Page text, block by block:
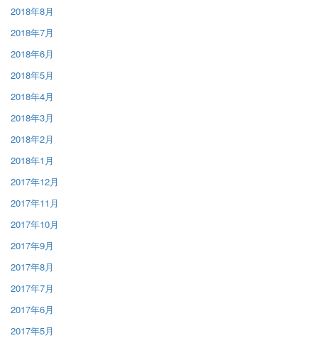
2018年8月
2018年7月
2018年6月
2018年5月
2018年4月
2018年3月
2018年2月
2018年1月
2017年12月
2017年11月
2017年10月
2017年9月
2017年8月
2017年7月
2017年6月
2017年5月